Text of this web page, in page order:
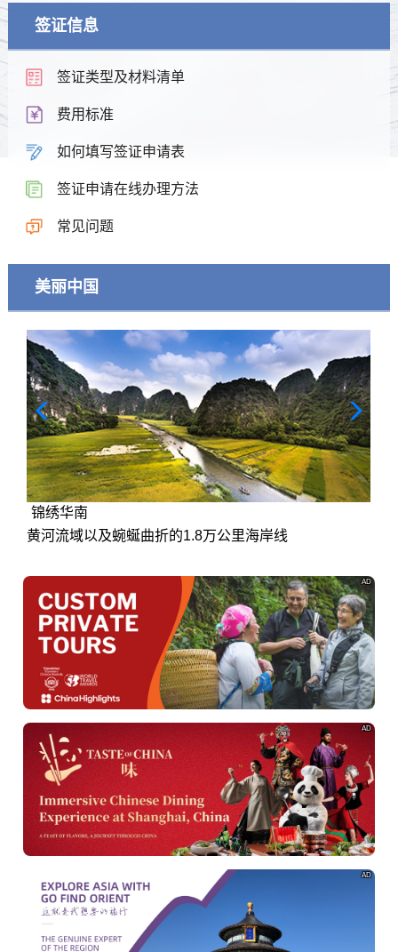
签证信息
签证类型及材料清单
费用标准
如何填写签证申请表
签证申请在线办理方法
常见问题
美丽中国
锦绣华南
黄河流域以及蜿蜒曲折的1.8万公里海岸线
AD
AD
AD